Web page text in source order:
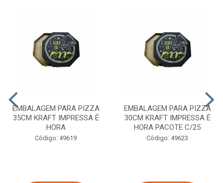
EMBALAGEM PARA PIZZA
35CM KRAFT IMPRESSA É
HORA
Código: 49619
EMBALAGEM PARA PIZZA
30CM KRAFT IMPRESSA É
HORA PACOTE C/25
Código: 49623